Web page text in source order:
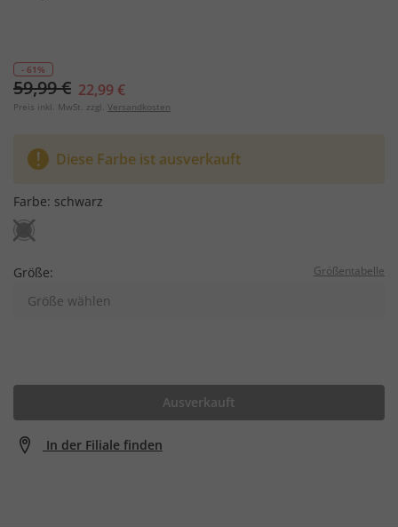
- 61%
59,99 € 22,99 €
Preis inkl. MwSt. zzgl. Versandkosten
Diese Farbe ist ausverkauft
Farbe: schwarz
Größe: Größentabelle
Größe wählen
Ausverkauft
In der Filiale finden